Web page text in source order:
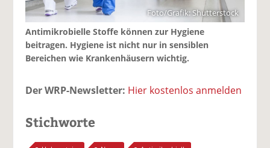
Foto/Grafik: Shutterstock
Antimikrobielle Stoffe können zur Hygiene
beitragen. Hygiene ist nicht nur in sensiblen
Bereichen wie Krankenhäusern wichtig.
Der WRP-Newsletter: Hier kostenlos anmelden
Stichworte